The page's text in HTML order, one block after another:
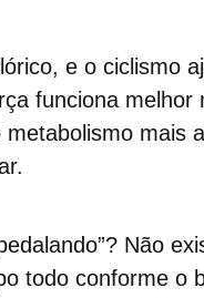
e o ciclismo
funciona melhor
mais
Não
todo conforme o